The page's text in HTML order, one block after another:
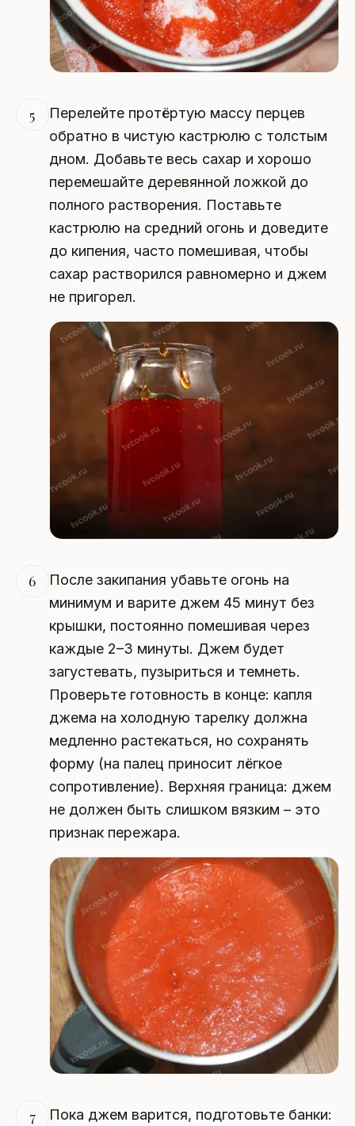
5
Перелейте протёртую массу перцев
обратно в чистую кастрюлю с толстым
дном. Добавьте весь сахар и хорошо
перемешайте деревянной ложкой до
полного растворения. Поставьте
кастрюлю на средний огонь и доведите
до кипения, часто помешивая, чтобы
сахар растворился равномерно и джем
не пригорел.
6
После закипания убавьте огонь на
минимум и варите джем 45 минут без
крышки, постоянно помешивая через
каждые 2–3 минуты. Джем будет
загустевать, пузыриться и темнеть.
Проверьте готовность в конце: капля
джема на холодную тарелку должна
медленно растекаться, но сохранять
форму (на палец приносит лёгкое
сопротивление). Верхняя граница: джем
не должен быть слишком вязким – это
признак пережара.
7
Пока джем варится, подготовьте банки: